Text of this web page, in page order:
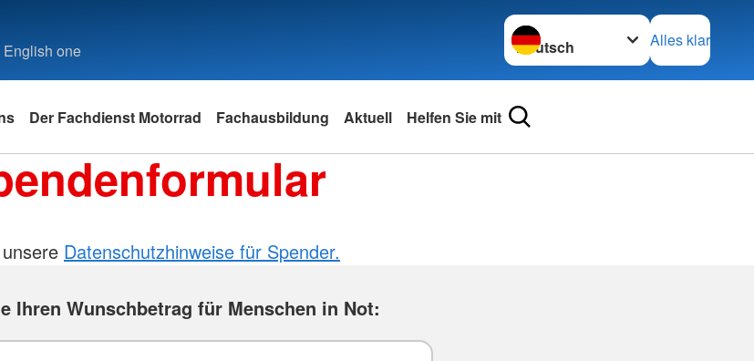
English one
Sprache wechseln zu
Alles klar
Der Fachdienst Motorrad Fachausbildung Aktuell Helfen Sie mit
Datenschutzhinweise für Spender.
Ihren Wunschbetrag für Menschen in Not: